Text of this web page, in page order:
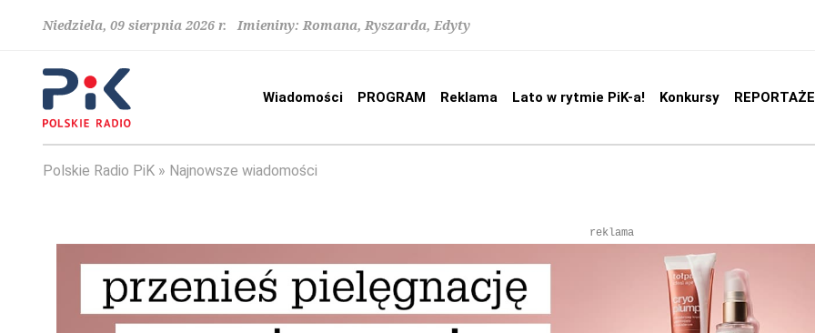
Niedziela, 09 sierpnia 2026 r. Imieniny: Romana, Ryszarda, Edyty
Wiadomości PROGRAM Reklama Lato w rytmie PiK-a! Konkursy REPORTAŻE
Polskie Radio PiK Najnowsze wiadomości
reklama